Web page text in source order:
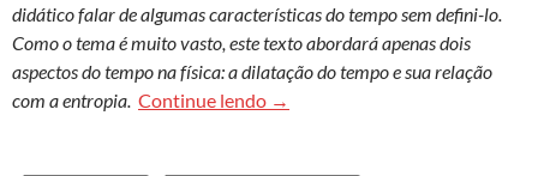
didático falar de algumas características do tempo sem defini-lo.
Como o tema é muito vasto, este texto abordará apenas dois
aspectos do tempo na física: a dilatação do tempo e sua relação
com a entropia. Continue lendo Um breve panorama do tempo
→